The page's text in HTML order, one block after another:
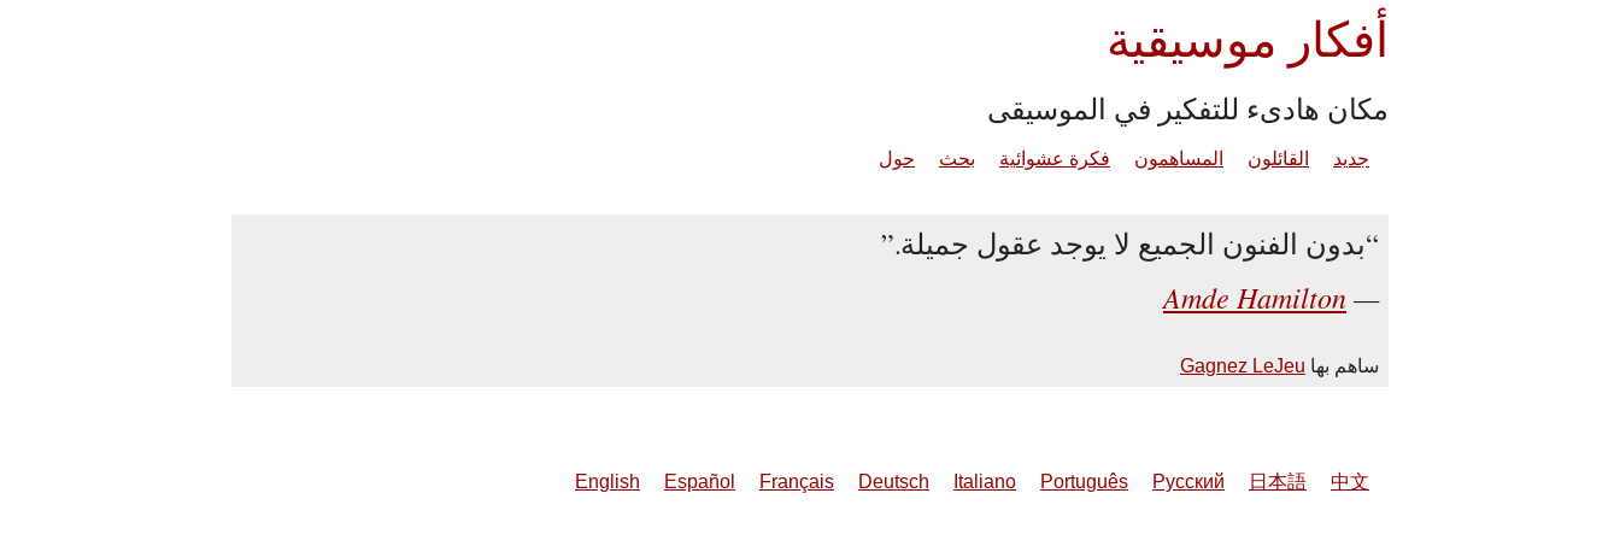
أفكار موسيقية
مكان هادىء للتفكير في الموسيقى
جديد القائلون المساهمون فكرة عشوائية بحث حول
بدون الفنون الجميع لا يوجد عقول جميلة.
Amde Hamilton
ساهم بها Gagnez LeJeu
English Español Français Deutsch Italiano Português Русский 日本語 中文